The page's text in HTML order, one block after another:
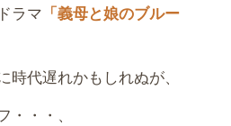
ラマ 「義母と娘のブルー
代遅れかもしれぬが、
・・、